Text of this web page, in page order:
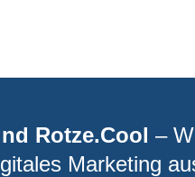
Rotze.Cool –
Marketing